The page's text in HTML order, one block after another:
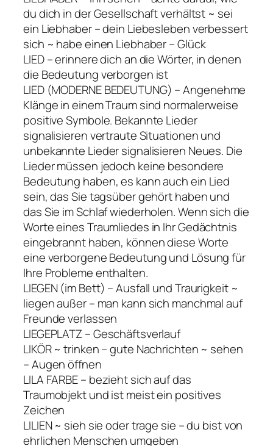
du dich in der Gesellschaft verhältst ~ sei
ein Liebhaber – dein Liebesleben verbessert
sich ~ habe einen Liebhaber – Glück
LIED – erinnere dich an die Wörter, in denen
die Bedeutung verborgen ist
LIED (MODERNE BEDEUTUNG) – Angenehme
Klänge in einem Traum sind normalerweise
positive Symbole. Bekannte Lieder
signalisieren vertraute Situationen und
unbekannte Lieder signalisieren Neues. Die
Lieder müssen jedoch keine besondere
Bedeutung haben, es kann auch ein Lied
sein, das Sie tagsüber gehört haben und
das Sie im Schlaf wiederholen. Wenn sich die
Worte eines Traumliedes in Ihr Gedächtnis
eingebrannt haben, können diese Worte
eine verborgene Bedeutung und Lösung für
Ihre Probleme enthalten.
LIEGEN (im Bett) – Ausfall und Traurigkeit ~
liegen außer – man kann sich manchmal auf
Freunde verlassen
LIEGEPLATZ – Geschäftsverlauf
LIKÖR ~ trinken – gute Nachrichten ~ sehen
– Augen öffnen
LILA FARBE – bezieht sich auf das
Traumobjekt und ist meist ein positives
Zeichen
LILIEN ~ sieh sie oder trage sie – du bist von
ehrlichen Menschen umgeben